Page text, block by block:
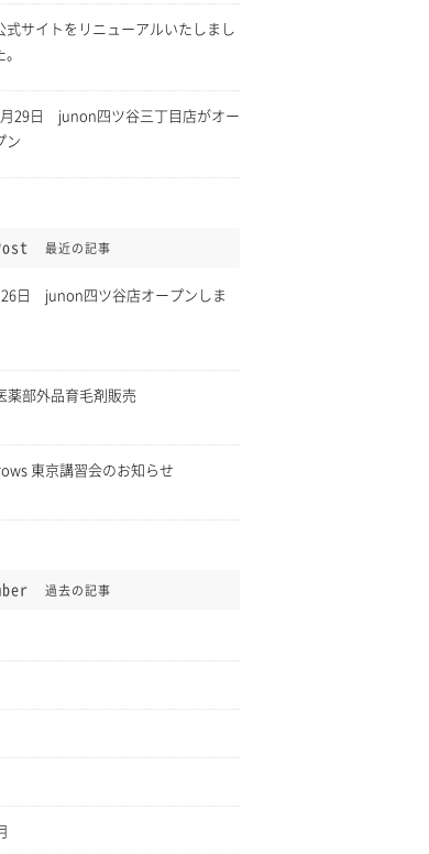
まで緊
ます。
2021年4月1日 消費税「総
スについて税込表記になりま
式サイトをリニューアルいたしまし
29日 junon四ツ谷三丁目店がオー
ン
最近の記事
日 junon四ツ谷店オープンしま
部外品育毛剤販売
東京講習会のお知らせ
過去の記事